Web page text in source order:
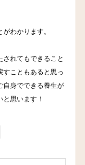
わかります。
されてもできること
すこともあると思っ
自身でできる養生が
思います！